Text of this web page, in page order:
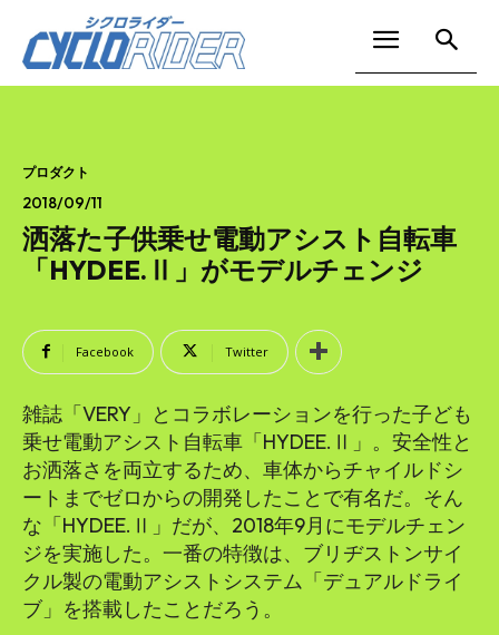
プロダクト
2018/09/11
洒落た子供乗せ電動アシスト自転車
「HYDEE.Ⅱ」がモデルチェンジ
Facebook Twitter
雑誌「VERY」とコラボレーションを行った子ども
乗せ電動アシスト自転車「HYDEE.Ⅱ」。安全性と
お洒落さを両立するため、車体からチャイルドシ
ートまでゼロからの開発したことで有名だ。そん
な「HYDEE.Ⅱ」だが、2018年9月にモデルチェン
ジを実施した。一番の特徴は、ブリヂストンサイ
クル製の電動アシストシステム「デュアルドライ
ブ」を搭載したことだろう。